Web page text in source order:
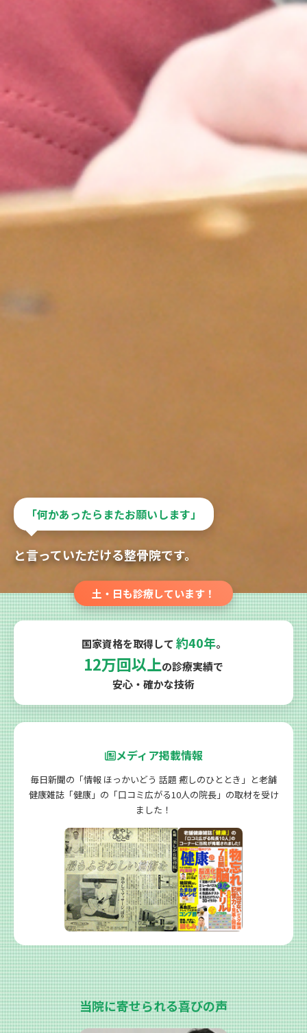
「何かあったらまたお願いします」
と言っていただける整骨院です。
土・日も診療しています！
国家資格を取得して 約40年。
12万回以上の診療実績で
安心・確かな技術
メディア掲載情報
毎日新聞の「情報 ほっかいどう 話題 癒しのひととき」と老舗
健康雑誌「健康」の「口コミ広がる10人の院長」の取材を受け
ました！
当院に寄せられる喜びの声